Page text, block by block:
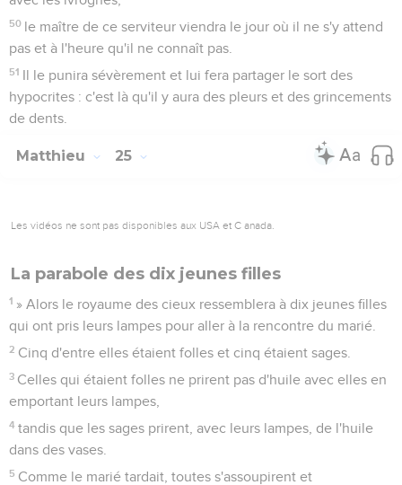
50 le maître de ce serviteur viendra le jour où il ne s'y attend
pas et à l'heure qu'il ne connaît pas.
51 Il le punira sévèrement et lui fera partager le sort des
hypocrites : c'est là qu'il y aura des pleurs et des grincements
de dents.
Matthieu 25
Les vidéos ne sont pas disponibles aux USA et C anada.
La parabole des dix jeunes filles
1 » Alors le royaume des cieux ressemblera à dix jeunes filles
qui ont pris leurs lampes pour aller à la rencontre du marié.
2 Cinq d'entre elles étaient folles et cinq étaient sages.
3 Celles qui étaient folles ne prirent pas d'huile avec elles en
emportant leurs lampes,
4 tandis que les sages prirent, avec leurs lampes, de l'huile
dans des vases.
5 Comme le marié tardait, toutes s'assoupirent et